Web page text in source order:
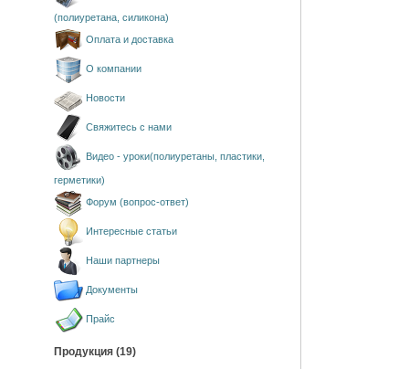
(полиуретана, силикона)
Оплата и доставка
О компании
Новости
Свяжитесь с нами
Видео - уроки(полиуретаны, пластики,
герметики)
Форум (вопрос-ответ)
Интересные статьи
Наши партнеры
Документы
Прайс
Продукция (19)